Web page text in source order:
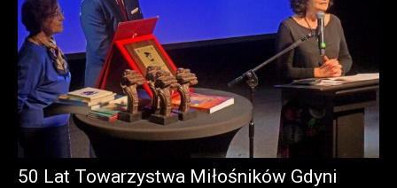
50 Lat Towarzystwa Miłośników Gdyni